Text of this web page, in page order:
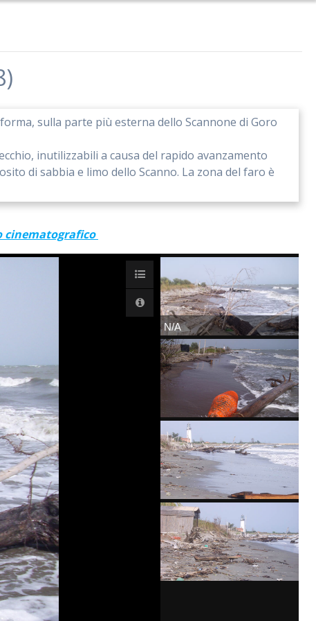
sulla parte più esterna dello Scannone di Goro
inutilizzabili a causa del rapido avanzamento
di sabbia e limo dello Scanno. La zona del faro è
cinematografico
N/A
N/A